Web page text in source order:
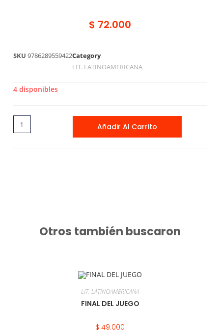
$ 72.000
SKU 9786289559422Category
LIT. LATINOAMERICANA
4 disponibles
Añadir Al Carrito
Otros también buscaron
LIT. LATINOAMERICANA
FINAL DEL JUEGO
$ 49.000